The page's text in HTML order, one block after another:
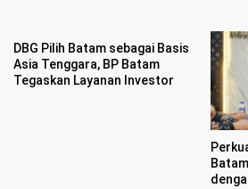
DBG Pilih Batam sebagai Basis
Asia Tenggara, BP Batam
Tegaskan Layanan Investor